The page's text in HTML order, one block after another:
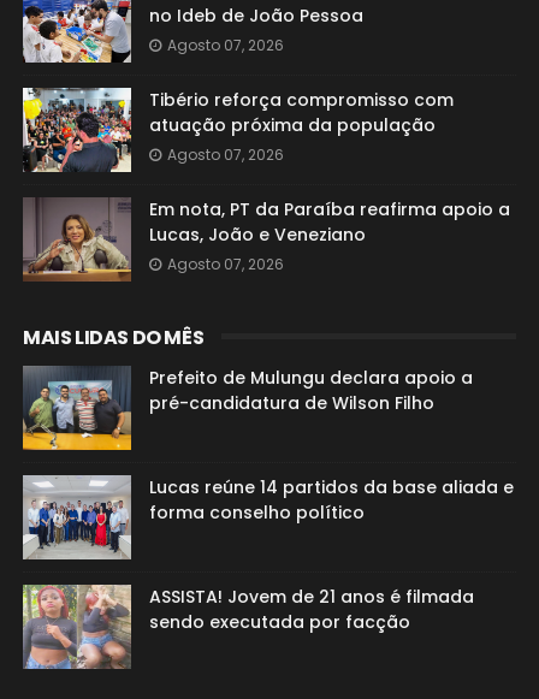
no Ideb de João Pessoa
Agosto 07, 2026
Tibério reforça compromisso com
atuação próxima da população
Agosto 07, 2026
Em nota, PT da Paraíba reafirma apoio a
Lucas, João e Veneziano
Agosto 07, 2026
MAIS LIDAS DO MÊS
Prefeito de Mulungu declara apoio a
pré-candidatura de Wilson Filho
Lucas reúne 14 partidos da base aliada e
forma conselho político
ASSISTA! Jovem de 21 anos é filmada
sendo executada por facção